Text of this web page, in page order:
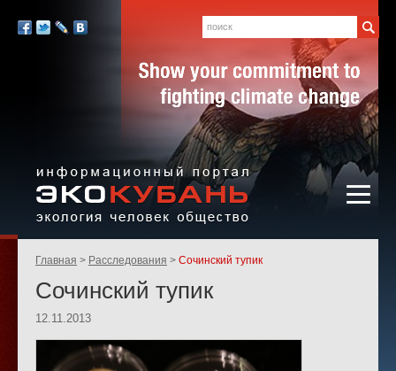
«ЭКО-КУБАНЬ»
человек,
общество
Родительские
Главная Расследования Сочинский тупик
Сочинский тупик
12.11.2013
Мы
Поиск